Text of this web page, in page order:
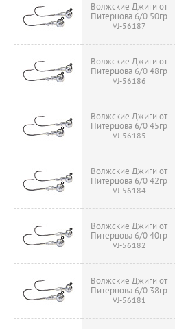
Волжские Джиги от
Питерцова 6/0 50гр
VJ-56187
Волжские Джиги от
Питерцова 6/0 48гр
VJ-56186
Волжские Джиги от
Питерцова 6/0 45гр
VJ-56185
Волжские Джиги от
Питерцова 6/0 42гр
VJ-56184
Волжские Джиги от
Питерцова 6/0 40гр
VJ-56182
Волжские Джиги от
Питерцова 6/0 38гр
VJ-56181